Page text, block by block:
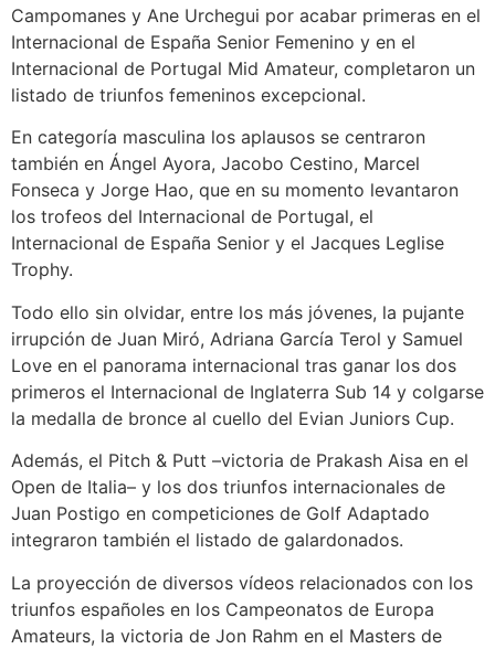
Campomanes y Ane Urchegui por acabar primeras en el
Internacional de España Senior Femenino y en el
Internacional de Portugal Mid Amateur, completaron un
listado de triunfos femeninos excepcional.
En categoría masculina los aplausos se centraron
también en Ángel Ayora, Jacobo Cestino, Marcel
Fonseca y Jorge Hao, que en su momento levantaron
los trofeos del Internacional de Portugal, el
Internacional de España Senior y el Jacques Leglise
Trophy.
Todo ello sin olvidar, entre los más jóvenes, la pujante
irrupción de Juan Miró, Adriana García Terol y Samuel
Love en el panorama internacional tras ganar los dos
primeros el Internacional de Inglaterra Sub 14 y colgarse
la medalla de bronce al cuello del Evian Juniors Cup.
Además, el Pitch & Putt –victoria de Prakash Aisa en el
Open de Italia– y los dos triunfos internacionales de
Juan Postigo en competiciones de Golf Adaptado
integraron también el listado de galardonados.
La proyección de diversos vídeos relacionados con los
triunfos españoles en los Campeonatos de Europa
Amateurs, la victoria de Jon Rahm en el Masters de